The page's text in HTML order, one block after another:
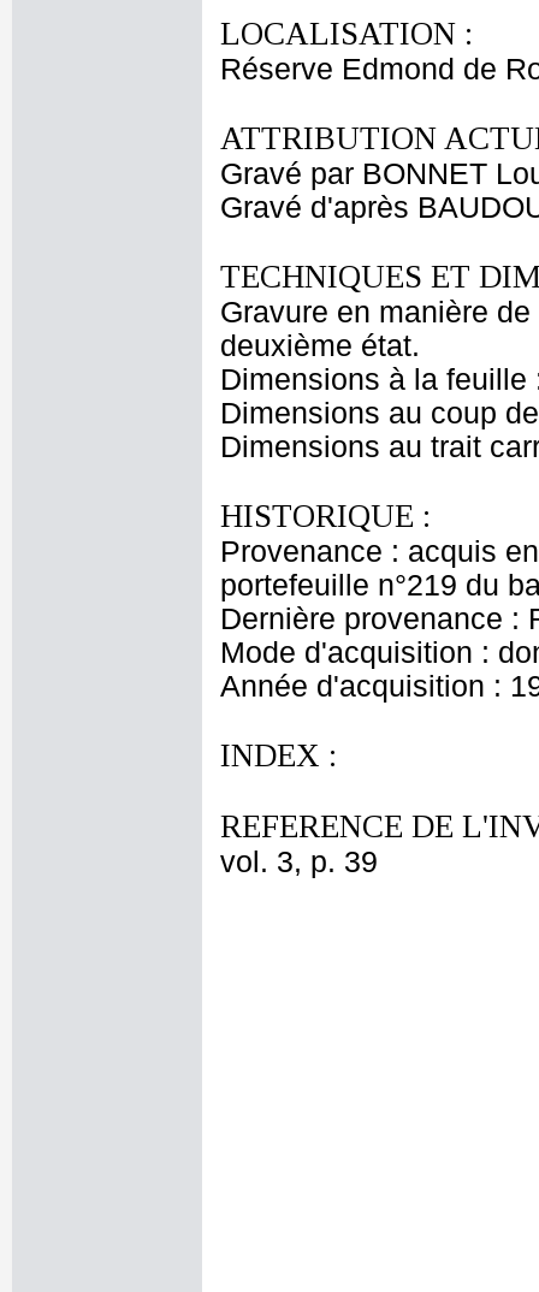
LOCALISATION :
Réserve Edmond de
ATTRIBUTION
Gravé par BONNET
Gravé d'après
TECHNIQUES ET
Gravure en manière
deuxième état.
Dimensions à la
Dimensions au coup
Dimensions au trait
HISTORIQUE :
Provenance : acquis
portefeuille n°219 du
Dernière provenance :
Mode d'acquisition :
Année d'acquisition :
INDEX :
REFERENCE DE
vol. 3, p. 39